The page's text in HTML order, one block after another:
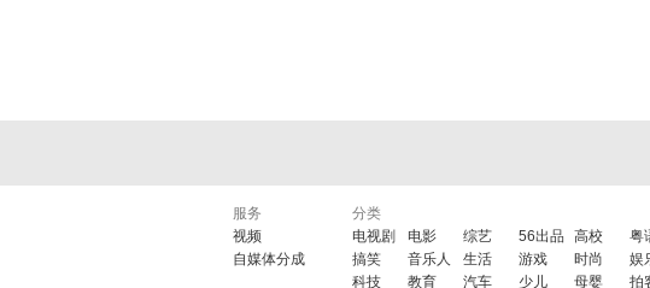
服务
视频
自媒体分成
分类
电视剧
电影 综艺 56出品 高校
粤
搞笑
音乐人 生活 游戏 时尚
娱
科技
教育 汽车 少儿 母婴 拍